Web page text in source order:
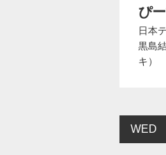
ぴ
日本
黒島
キ）
WED